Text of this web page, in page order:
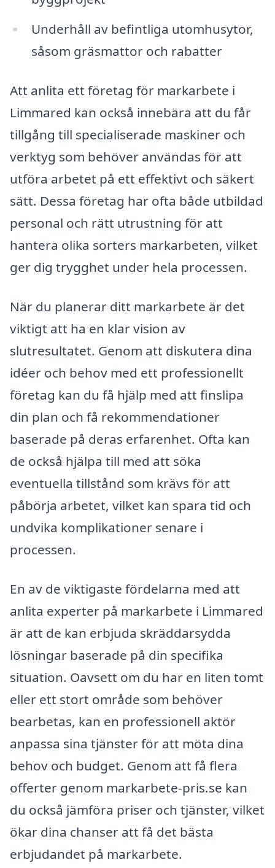
Underhåll av befintliga utomhusytor,
såsom gräsmattor och rabatter
Att anlita ett företag för markarbete i
Limmared kan också innebära att du får
tillgång till specialiserade maskiner och
verktyg som behöver användas för att
utföra arbetet på ett effektivt och säkert
sätt. Dessa företag har ofta både utbildad
personal och rätt utrustning för att
hantera olika sorters markarbeten, vilket
ger dig trygghet under hela processen.
När du planerar ditt markarbete är det
viktigt att ha en klar vision av
slutresultatet. Genom att diskutera dina
idéer och behov med ett professionellt
företag kan du få hjälp med att finslipa
din plan och få rekommendationer
baserade på deras erfarenhet. Ofta kan
de också hjälpa till med att söka
eventuella tillstånd som krävs för att
påbörja arbetet, vilket kan spara tid och
undvika komplikationer senare i
processen.
En av de viktigaste fördelarna med att
anlita experter på markarbete i Limmared
är att de kan erbjuda skräddarsydda
lösningar baserade på din specifika
situation. Oavsett om du har en liten tomt
eller ett stort område som behöver
bearbetas, kan en professionell aktör
anpassa sina tjänster för att möta dina
behov och budget. Genom att få flera
offerter genom markarbete-pris.se kan
du också jämföra priser och tjänster, vilket
ökar dina chanser att få det bästa
erbjudandet på markarbete.